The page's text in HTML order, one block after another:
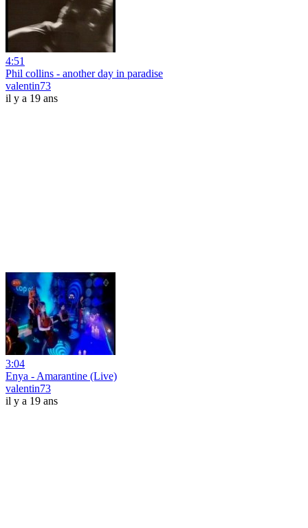
4:51
Phil collins - another day in paradise
valentin73
il y a 19 ans
3:04
Enya - Amarantine (Live)
valentin73
il y a 19 ans